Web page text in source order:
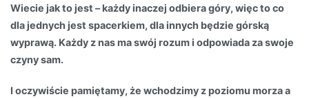
Wiecie jak to jest – każdy inaczej odbiera góry, więc to co
dla jednych jest spacerkiem, dla innych będzie górską
wyprawą. Każdy z nas ma swój rozum i odpowiada za swoje
czyny sam.
I oczywiście pamiętamy, że wchodzimy z poziomu morza a